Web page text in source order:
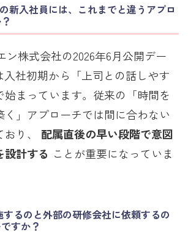
新入社員には、これまでと違うアプロ
ン株式会社の2026年6月公開デー
入社初期から「上司との話しやす
始まっています。従来の「時間を
く」アプローチでは間に合わない
り、 配属直後の早い段階で意図
設計する ことが重要になっていま
するのと外部の研修会社に依頼するの
すか？